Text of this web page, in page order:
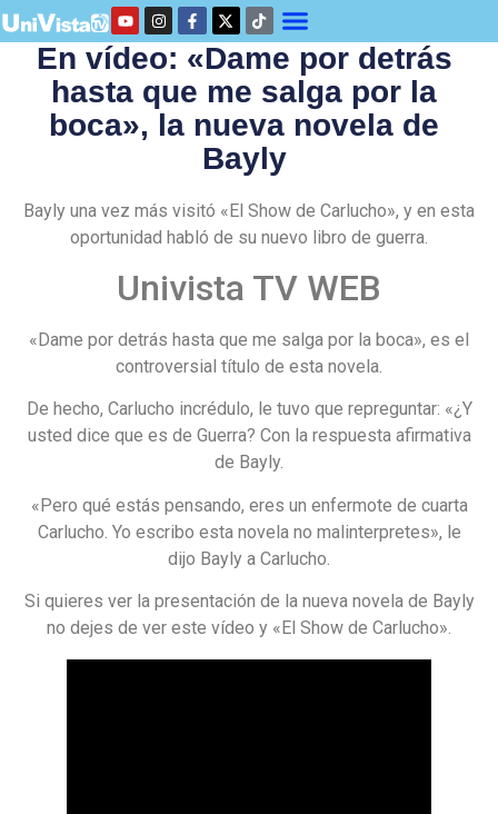
En vídeo: «Dame por detrás
hasta que me salga por la
boca», la nueva novela de
Bayly
Bayly una vez más visitó «El Show de Carlucho», y en esta
oportunidad habló de su nuevo libro de guerra.
Univista TV WEB
«Dame por detrás hasta que me salga por la boca», es el
controversial título de esta novela.
De hecho, Carlucho incrédulo, le tuvo que repreguntar: «¿Y
usted dice que es de Guerra? Con la respuesta afirmativa
de Bayly.
«Pero qué estás pensando, eres un enfermote de cuarta
Carlucho. Yo escribo esta novela no malinterpretes», le
dijo Bayly a Carlucho.
Si quieres ver la presentación de la nueva novela de Bayly
no dejes de ver este vídeo y «El Show de Carlucho».